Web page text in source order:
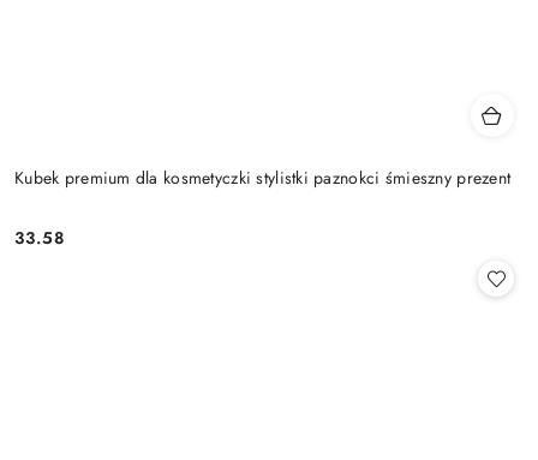
Kubek premium dla kosmetyczki stylistki paznokci śmieszny prezent
Cena:
33.58